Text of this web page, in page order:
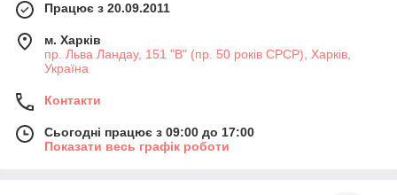
Працює з 20.09.2011
м. Харків
пр. Льва Ландау, 151 "В" (пр. 50 років СРСР), Харків,
Україна
Контакти
Сьогодні працює з 09:00 до 17:00
Показати весь графік роботи